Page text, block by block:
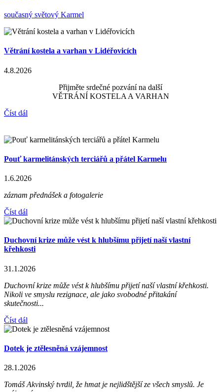
současný světový Karmel
Větrání kostela a varhan v Lidéřovicích
4.8.2026
Přijměte srdečné pozvání na další
VĚTRÁNÍ KOSTELA A VARHAN
Číst dál
Pouť karmelitánských terciářů a přátel Karmelu
1.6.2026
záznam přednášek a fotogalerie
Číst dál
Duchovní krize může vést k hlubšímu přijetí naší vlastní
křehkosti
31.1.2026
Duchovní krize může vést k hlubšímu přijetí naší vlastní křehkosti.
Nikoli ve smyslu rezignace, ale jako svobodné přitakání
skutečnosti...
Číst dál
Dotek je ztělesněná vzájemnost
28.1.2026
Tomáš Akvinský tvrdil, že hmat je nejlidštější ze všech smyslů. Je